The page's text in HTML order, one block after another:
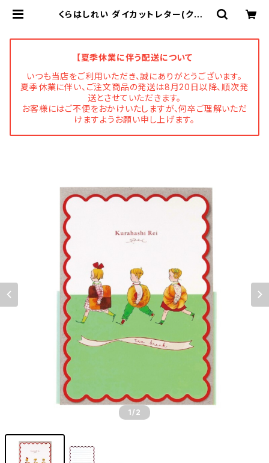
くらはしれい ダイカットレター(クッキ
コ
【夏季休業に伴う配送について
いつも当店をご利用いただき、誠にありがとうございます。
夏季休業に伴い、ご注文商品の発送は8月20日以降、順次発
送とさせていただきます。
お客様にはご不便をおかけいたしますが、何卒ご理解いただ
けますようお願い申し上げます。
1 /2